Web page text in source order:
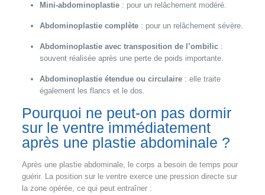
Mini-abdominoplastie: pour un relâchement modéré.
Abdominoplastie complète: pour un relâchement sévère.
Abdominoplastie avec transposition de l’ombilic:
souvent réalisée après une perte de poids importante.
Abdominoplastie étendue ou circulaire: elle traite
également les flancs et le dos.
Pourquoi ne peut-on pas dormir
sur le ventre immédiatement
après une plastie abdominale ?
Après une plastie abdominale, le corps a besoin de temps pour
guérir. La position sur le ventre exerce une pression directe sur
la zone opérée, ce qui peut entraîner :